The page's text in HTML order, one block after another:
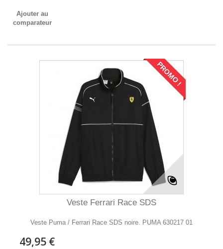
Ajouter au
comparateur
PROMO !
Veste Ferrari Race SDS
Veste Puma / Ferrari Race SDS noire. PUMA 630217 01
49,95 €